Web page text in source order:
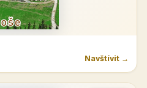
Navštívit →